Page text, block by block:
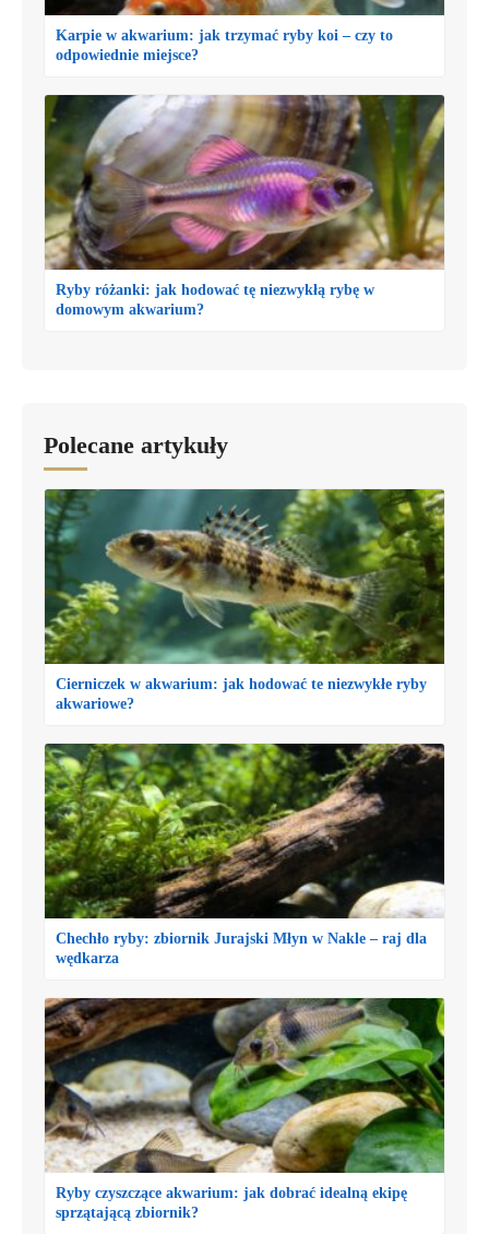
Karpie w akwarium: jak trzymać ryby koi – czy to
odpowiednie miejsce?
Ryby różanki: jak hodować tę niezwykłą rybę w
domowym akwarium?
Polecane artykuły
Cierniczek w akwarium: jak hodować te niezwykłe ryby
akwariowe?
Chechło ryby: zbiornik Jurajski Młyn w Nakle – raj dla
wędkarza
Ryby czyszczące akwarium: jak dobrać idealną ekipę
sprzątającą zbiornik?